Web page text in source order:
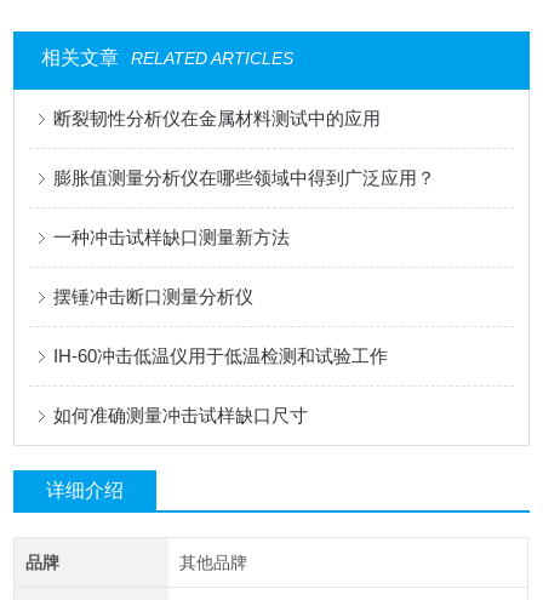
相关文章 RELATED ARTICLES
断裂韧性分析仪在金属材料测试中的应用
膨胀值测量分析仪在哪些领域中得到广泛应用？
一种冲击试样缺口测量新方法
摆锤冲击断口测量分析仪
IH-60冲击低温仪用于低温检测和试验工作
如何准确测量冲击试样缺口尺寸
详细介绍
品牌 其他品牌